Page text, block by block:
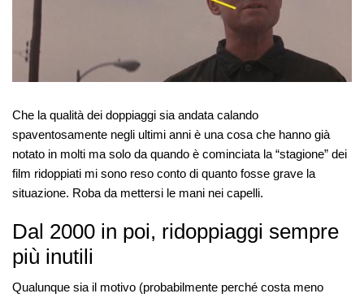
Che la qualità dei doppiaggi sia andata calando
spaventosamente negli ultimi anni è una cosa che hanno già
notato in molti ma solo da quando è cominciata la “stagione” dei
film ridoppiati mi sono reso conto di quanto fosse grave la
situazione. Roba da mettersi le mani nei capelli.
Dal 2000 in poi, ridoppiaggi sempre
più inutili
Qualunque sia il motivo (probabilmente perché costa meno